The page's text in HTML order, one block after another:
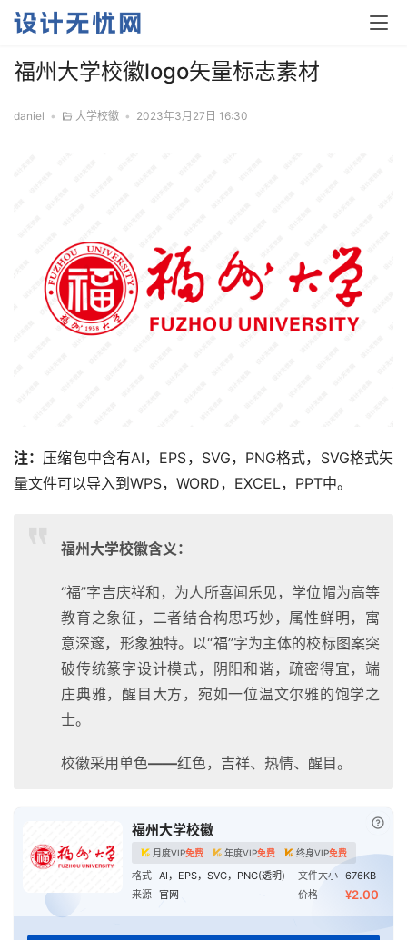
福州大学校徽logo矢量标志素材
daniel • 大学校徽 • 2023年3月27日 16:30
注： 压缩包中含有AI，EPS，SVG，PNG格式，SVG格式矢
量文件可以导入到WPS，WORD，EXCEL，PPT中。
福州大学校徽含义：
“福”字吉庆祥和，为人所喜闻乐见，学位帽为高等
教育之象征，二者结合构思巧妙，属性鲜明，寓
意深邃，形象独特。以“福”字为主体的校标图案突
破传统篆字设计模式，阴阳和谐，疏密得宜，端
庄典雅，醒目大方，宛如一位温文尔雅的饱学之
士。
校徽采用单色——红色，吉祥、热情、醒目。
福州大学校徽
月度VIP免费 年度VIP免费 终身VIP免费
格式 AI，EPS，SVG，PNG(透明) 文件大小 676KB
来源 官网 价格 ¥2.00